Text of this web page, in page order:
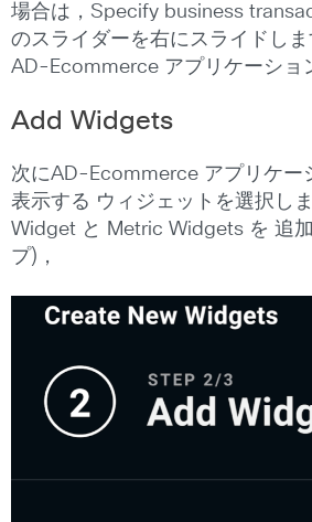
場合は，Specify business
のスライダーを右にスライドしま
AD-Ecommerce アプリケーショ
Add Widgets
次にAD-Ecommerce アプリケー
表示する ウィジェットを選択し
Widget と Metric Widgets を 追
プ)，